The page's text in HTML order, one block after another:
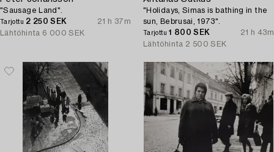
"Sausage Land".
Tarjottu 2 250 SEK
21 h 37m
Lähtöhinta 6 000 SEK
"Holidays, Simas is bathing in the
sun, Bebrusai, 1973".
Tarjottu1 800 SEK
21 h 43m
Lähtöhinta 2 500 SEK